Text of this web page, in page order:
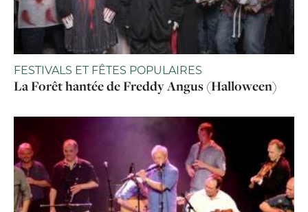
FESTIVALS ET FÊTES POPULAIRES
La Forêt hantée de Freddy Angus (Halloween)